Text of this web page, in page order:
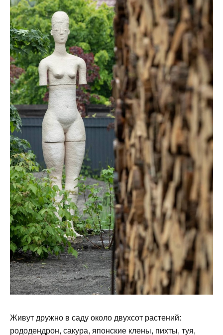
Живут дружно в саду около двухсот растений:
рододендрон, сакура, японские клены, пихты, туя,